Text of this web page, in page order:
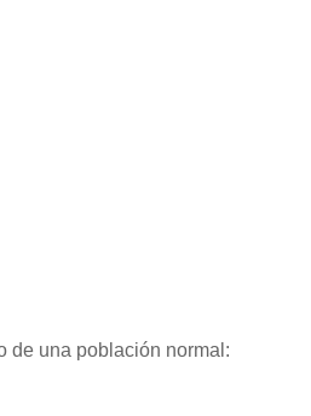
de una población normal: